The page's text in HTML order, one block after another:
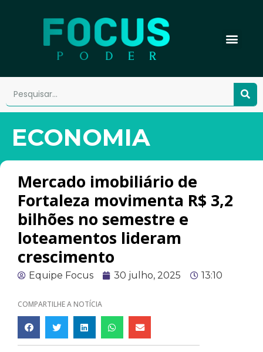
ECONOMIA
Mercado imobiliário de
Fortaleza movimenta R$ 3,2
bilhões no semestre e
loteamentos lideram
crescimento
Equipe Focus 30 julho, 2025 13:10
COMPARTILHE A NOTÍCIA